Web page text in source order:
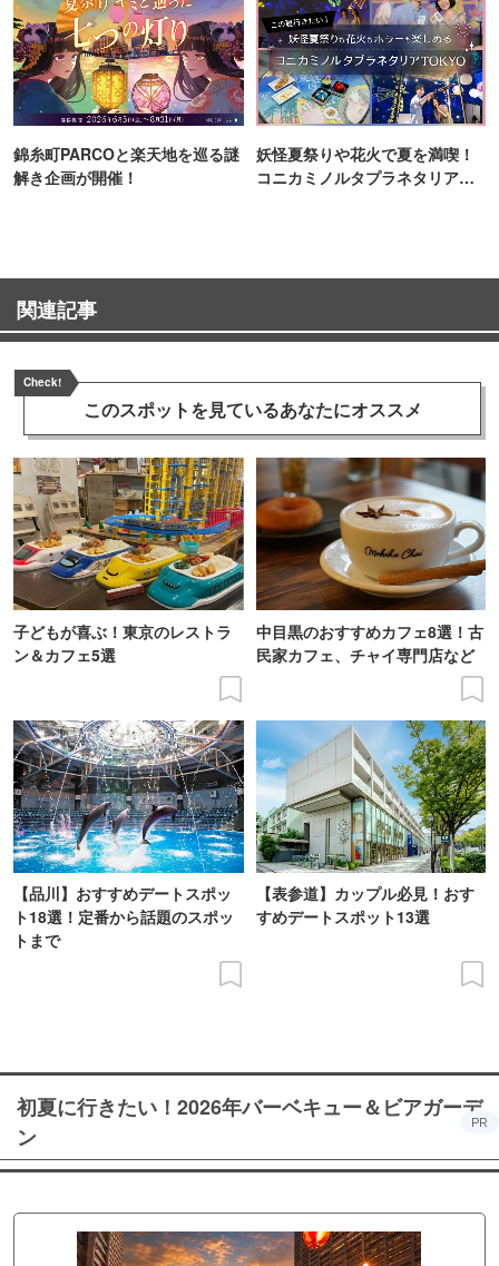
錦糸町PARCOと楽天地を巡る謎
解き企画が開催！
妖怪夏祭りや花火で夏を満喫！
コニカミノルタプラネタリア
関連記事
Check!
このスポットを見ているあなたにオススメ
子どもが喜ぶ！東京のレストラ
ン＆カフェ5選
中目黒のおすすめカフェ8選！古
民家カフェ、チャイ専門店など
【品川】おすすめデートスポッ
ト18選！定番から話題のスポッ
トまで
【表参道】カップル必見！おす
すめデートスポット13選
初夏に行きたい！2026年バーベキュー＆ビアガーデ
ン
PR